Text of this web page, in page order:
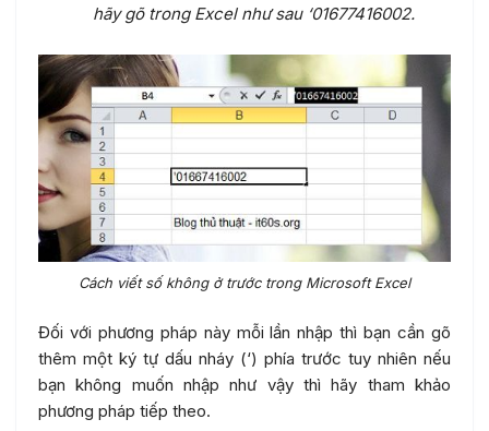
hãy gõ trong Excel như sau ‘01677416002.
Cách viết số không ở trước trong Microsoft Excel
Đối với phương pháp này mỗi lần nhập thì bạn cần gõ
thêm một ký tự dấu nháy (‘) phía trước tuy nhiên nếu
bạn không muốn nhập như vậy thì hãy tham khảo
phương pháp tiếp theo.